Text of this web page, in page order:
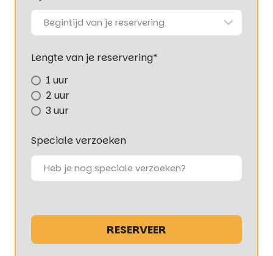
Lengte van je reservering*
1 uur
2 uur
3 uur
Speciale verzoeken
RESERVEER